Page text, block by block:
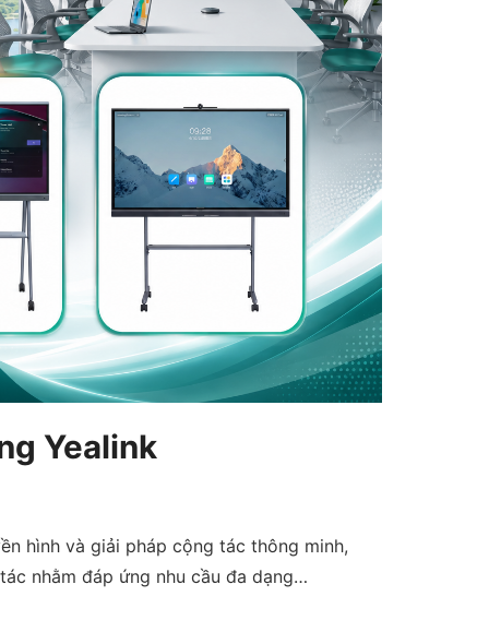
Yealink
hình và giải pháp cộng tác thông minh,
nhằm đáp ứng nhu cầu đa dạng…